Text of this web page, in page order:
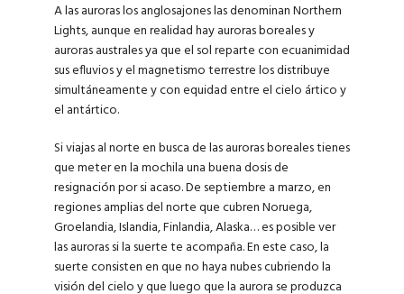
A las auroras los anglosajones las denominan Northern
Lights, aunque en realidad hay auroras boreales y
auroras australes ya que el sol reparte con ecuanimidad
sus efluvios y el magnetismo terrestre los distribuye
simultáneamente y con equidad entre el cielo ártico y
el antártico.
Si viajas al norte en busca de las auroras boreales tienes
que meter en la mochila una buena dosis de
resignación por si acaso. De septiembre a marzo, en
regiones amplias del norte que cubren Noruega,
Groelandia, Islandia, Finlandia, Alaska… es posible ver
las auroras si la suerte te acompaña. En este caso, la
suerte consisten en que no haya nubes cubriendo la
visión del cielo y que luego que la aurora se produzca